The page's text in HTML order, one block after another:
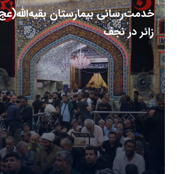
زائر در نجف